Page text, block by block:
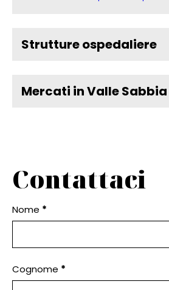
Strutture ospedaliere
Mercati in Valle Sabbia
Contattaci
Contact
Us
Nome *
Cognome *
If
are
human,
leave